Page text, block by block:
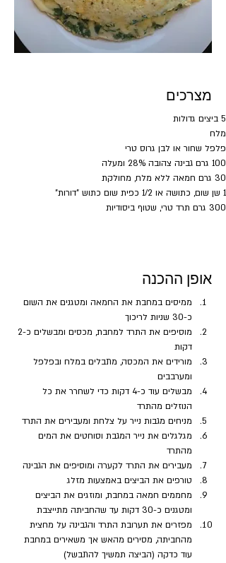
מצרכים
5 ביצים גדולות
מלח
פלפל שחור או לבן גרוס טרי
100 גרם גבינה צהובה 28% ומעלה
30 גרם חמאה ללא מלח, מחולקת
1 שן שום, כתושה או 1/2 כפית שום כתוש "דורות"
300 גרם תרד טרי, שטוף ביסודיות
אופן ההכנה
ממיסים במחבת את החמאה ומטגנים את השום
כ-30 שניות לריכוך
דקות
מורידים את המכסה, מתבלים במלח ובפלפל
ומערבבים
מבשלים עוד כ-4 דקות כדי לשחרר את כל
הנוזלים מהתרד
מניחים מגבות נייר על צלחת ומעבירים את התרד
מגלגלים את נייר המגבת וסוחטים את המים
מהתרד
מעבירים את התרד לקערה ומוסיפים את הגבינה
טורפים את הביצים באמצעות מזלג
מחממים חמאה במחבת, ומוזגים את הביצים
ומטגנים כ-30 דקות עד שהחביתה מתייצבת
מפזרים את תערובת התרד והגבינה על מחצית
מהחביתה, מסירים מהאש אך משאירים במחבת
עוד כדקה (הביצה תמשיך להתבשל)